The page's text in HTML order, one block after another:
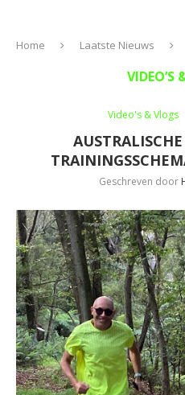
Home Laatste Nieuws
VIDEO’S
Video's & Vlogs
AUSTRALISCHE
Geschreven door